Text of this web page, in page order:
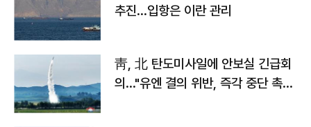
추진…입항은 이란 관리
靑, 北 탄도미사일에 안보실 긴급회
의…"유엔 결의 위반, 즉각 중단 촉